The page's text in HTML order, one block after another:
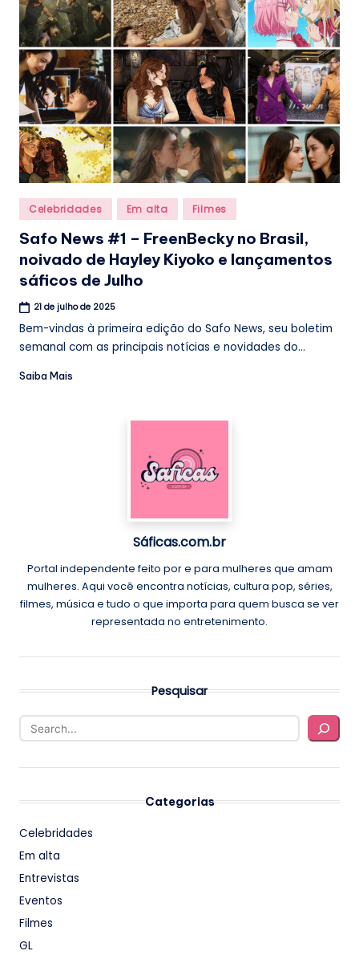
b
r
Posted
in
Celebridades Em alta Filmes
Safo News #1 – FreenBecky no Brasil,
noivado de Hayley Kiyoko e lançamentos
sáficos de Julho
21 de julho de 2025
Bem-vindas à primeira edição do Safo News, seu boletim
semanal com as principais notícias e novidades do...
Saiba Mais
Sáficas.com.br
Portal independente feito por e para mulheres que amam
mulheres. Aqui você encontra notícias, cultura pop, séries,
filmes, música e tudo o que importa para quem busca se ver
representada no entretenimento.
Pesquisar
Categorias
Celebridades
Em alta
Entrevistas
Eventos
Filmes
GL